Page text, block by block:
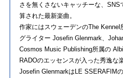
さを無くさないキャッチーな、
算された最新楽曲。
作家にはスウェーデンのThe Kennel
グライター Josefin Glenmark、
Cosmos Music Publishing所属の
RADOのエッセンスが入った秀逸な
Josefin GlenmarkはLE SSERAFIMの